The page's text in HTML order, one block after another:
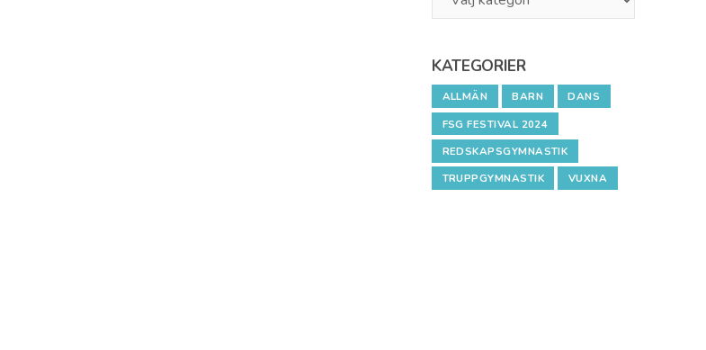
KATEGORIER
ALLMÄN BARN
DANS
FSG FESTIVAL 2024
REDSKAPSGYMNASTIK
TRUPPGYMNASTIK
VUXNA